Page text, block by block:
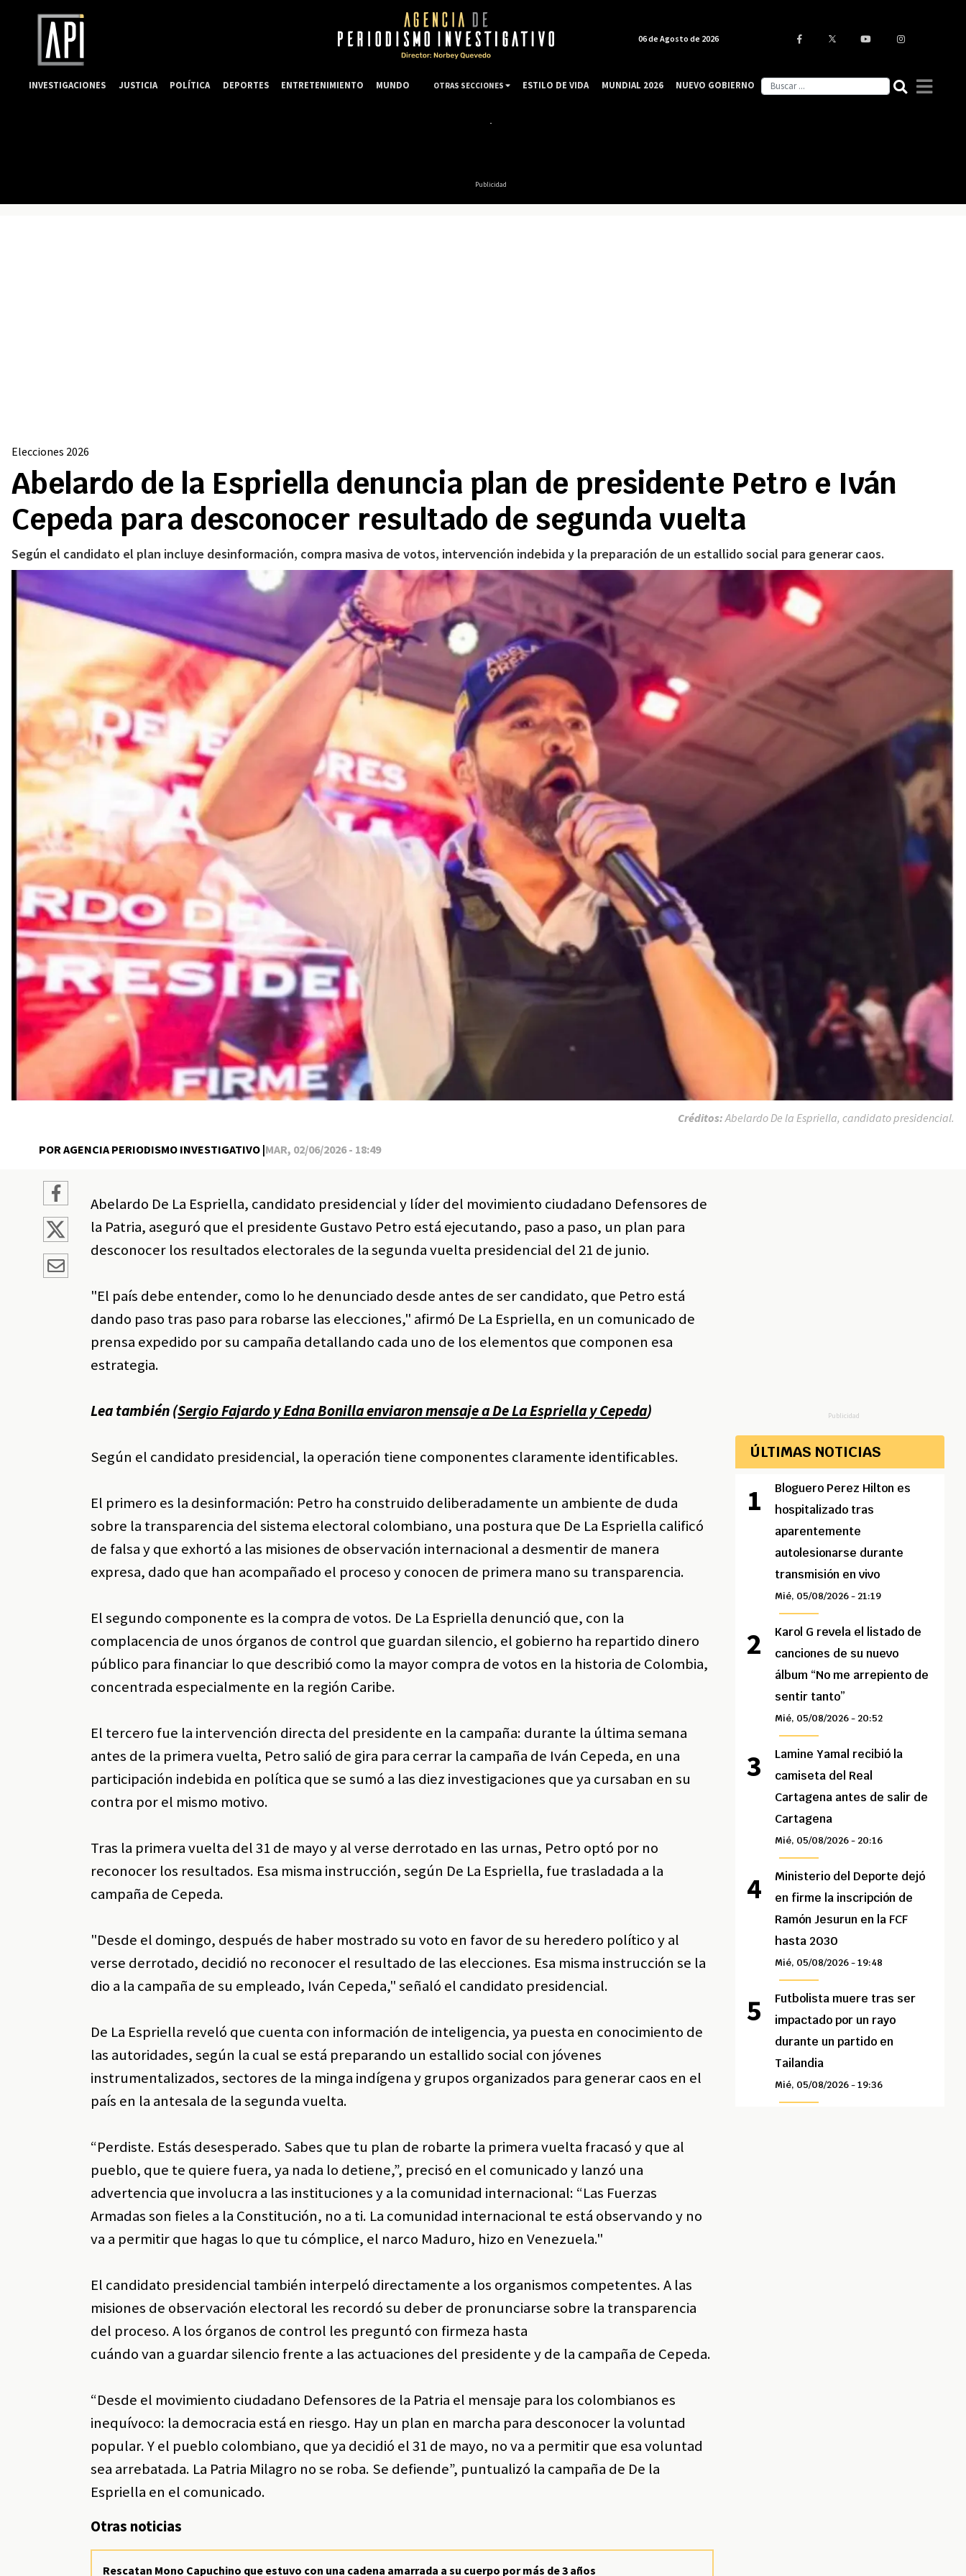
Publicidad
Elecciones 2026
Abelardo de la Espriella denuncia plan de presidente Petro e Iván
Cepeda para desconocer resultado de segunda vuelta
Según el candidato el plan incluye desinformación, compra masiva de votos, intervención indebida y la preparación de un estallido social para generar caos.
POR AGENCIA PERIODISMO INVESTIGATIVO |MAR, 02/06/2026 - 18:49
Créditos: Abelardo De la Espriella, candidato presidencial.
Abelardo De La Espriella, candidato presidencial y líder del movimiento ciudadano Defensores de
la Patria, aseguró que el presidente Gustavo Petro está ejecutando, paso a paso, un plan para
desconocer los resultados electorales de la segunda vuelta presidencial del 21 de junio.
"El país debe entender, como lo he denunciado desde antes de ser candidato, que Petro está
dando paso tras paso para robarse las elecciones," afirmó De La Espriella, en un comunicado de
prensa expedido por su campaña detallando cada uno de los elementos que componen esa
estrategia.
Lea también (Sergio Fajardo y Edna Bonilla enviaron mensaje a De La Espriella y Cepeda)
Según el candidato presidencial, la operación tiene componentes claramente identificables.
El primero es la desinformación: Petro ha construido deliberadamente un ambiente de duda
sobre la transparencia del sistema electoral colombiano, una postura que De La Espriella calificó
de falsa y que exhortó a las misiones de observación internacional a desmentir de manera
expresa, dado que han acompañado el proceso y conocen de primera mano su transparencia.
El segundo componente es la compra de votos. De La Espriella denunció que, con la
complacencia de unos órganos de control que guardan silencio, el gobierno ha repartido dinero
público para financiar lo que describió como la mayor compra de votos en la historia de Colombia,
concentrada especialmente en la región Caribe.
El tercero fue la intervención directa del presidente en la campaña: durante la última semana
antes de la primera vuelta, Petro salió de gira para cerrar la campaña de Iván Cepeda, en una
participación indebida en política que se sumó a las diez investigaciones que ya cursaban en su
contra por el mismo motivo.
Tras la primera vuelta del 31 de mayo y al verse derrotado en las urnas, Petro optó por no
reconocer los resultados. Esa misma instrucción, según De La Espriella, fue trasladada a la
campaña de Cepeda.
"Desde el domingo, después de haber mostrado su voto en favor de su heredero político y al
verse derrotado, decidió no reconocer el resultado de las elecciones. Esa misma instrucción se la
dio a la campaña de su empleado, Iván Cepeda," señaló el candidato presidencial.
De La Espriella reveló que cuenta con información de inteligencia, ya puesta en conocimiento de
las autoridades, según la cual se está preparando un estallido social con jóvenes
instrumentalizados, sectores de la minga indígena y grupos organizados para generar caos en el
país en la antesala de la segunda vuelta.
“Perdiste. Estás desesperado. Sabes que tu plan de robarte la primera vuelta fracasó y que al
pueblo, que te quiere fuera, ya nada lo detiene,”, precisó en el comunicado y lanzó una
advertencia que involucra a las instituciones y a la comunidad internacional: “Las Fuerzas
Armadas son fieles a la Constitución, no a ti. La comunidad internacional te está observando y no
va a permitir que hagas lo que tu cómplice, el narco Maduro, hizo en Venezuela."
El candidato presidencial también interpeló directamente a los organismos competentes. A las
misiones de observación electoral les recordó su deber de pronunciarse sobre la transparencia
del proceso. A los órganos de control les preguntó con firmeza hasta
cuándo van a guardar silencio frente a las actuaciones del presidente y de la campaña de Cepeda.
“Desde el movimiento ciudadano Defensores de la Patria el mensaje para los colombianos es
inequívoco: la democracia está en riesgo. Hay un plan en marcha para desconocer la voluntad
popular. Y el pueblo colombiano, que ya decidió el 31 de mayo, no va a permitir que esa voluntad
sea arrebatada. La Patria Milagro no se roba. Se defiende”, puntualizó la campaña de De la
Espriella en el comunicado.
Otras noticias
Rescatan Mono Capuchino que estuvo con una cadena amarrada a su cuerpo por más de 3 años
Publicidad
ÚLTIMAS NOTICIAS
Bloguero Perez Hilton es
hospitalizado tras
aparentemente
autolesionarse durante
transmisión en vivo
Mié, 05/08/2026 - 21:19
Karol G revela el listado de
canciones de su nuevo
álbum “No me arrepiento de
sentir tanto”
Mié, 05/08/2026 - 20:52
Lamine Yamal recibió la
camiseta del Real
Cartagena antes de salir de
Cartagena
Mié, 05/08/2026 - 20:16
Ministerio del Deporte dejó
en firme la inscripción de
Ramón Jesurun en la FCF
hasta 2030
Mié, 05/08/2026 - 19:48
Futbolista muere tras ser
impactado por un rayo
durante un partido en
Tailandia
Mié, 05/08/2026 - 19:36
06 de Agosto de 2026
INVESTIGACIONES JUSTICIA POLÍTICA DEPORTES ENTRETENIMIENTO MUNDO OTRAS SECCIONES ESTILO DE VIDA MUNDIAL 2026 NUEVO GOBIERNO